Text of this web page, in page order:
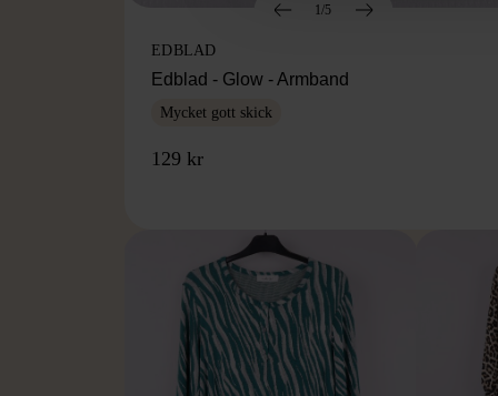
1/5
EDBLAD
Edblad - Glow - Armband
Mycket gott skick
129 kr